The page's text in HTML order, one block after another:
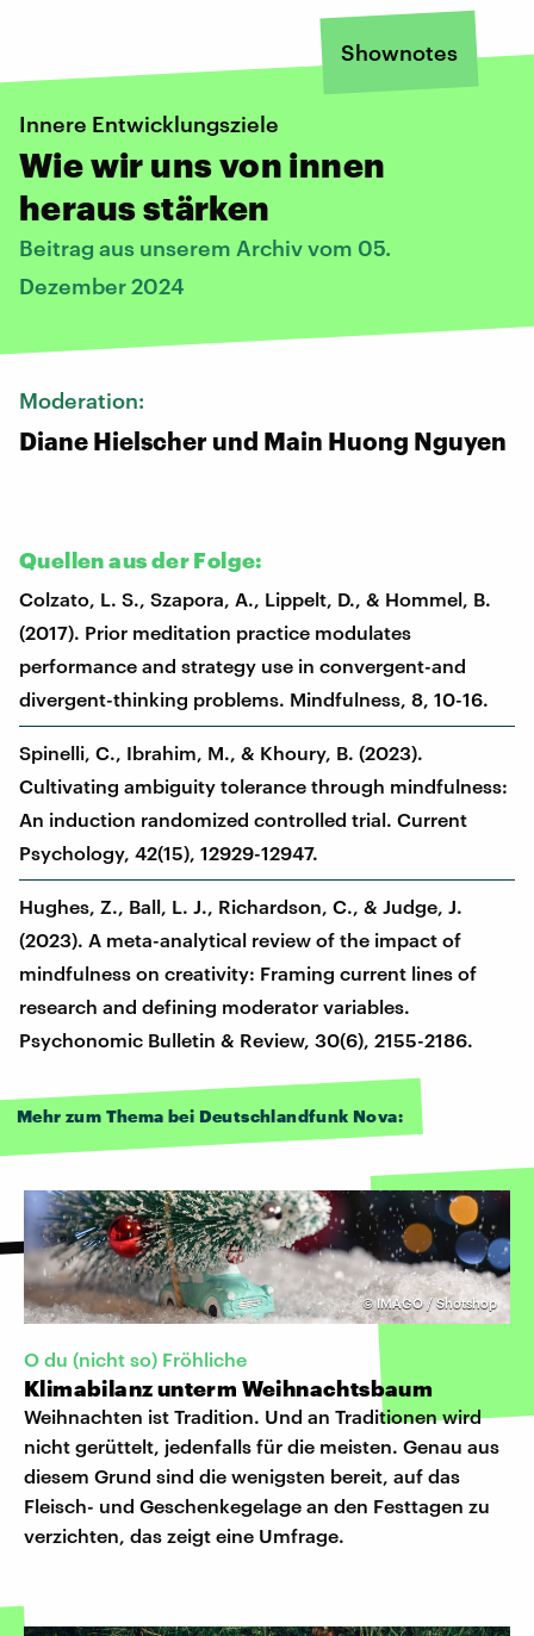
Shownotes
Innere Entwicklungsziele
Wie wir uns von innen
heraus stärken
Beitrag aus unserem Archiv vom 05.
Dezember 2024
Moderation:
Diane Hielscher und Main Huong Nguyen
Quellen aus der Folge:
Colzato, L. S., Szapora, A., Lippelt, D., & Hommel, B.
(2017). Prior meditation practice modulates
performance and strategy use in convergent-and
divergent-thinking problems. Mindfulness, 8, 10-16.
Spinelli, C., Ibrahim, M., & Khoury, B. (2023).
Cultivating ambiguity tolerance through mindfulness:
An induction randomized controlled trial. Current
Psychology, 42(15), 12929-12947.
Hughes, Z., Ball, L. J., Richardson, C., & Judge, J.
(2023). A meta-analytical review of the impact of
mindfulness on creativity: Framing current lines of
research and defining moderator variables.
Psychonomic Bulletin & Review, 30(6), 2155-2186.
Mehr zum Thema bei Deutschlandfunk Nova:
©IMAGO / Shotshop
O du (nicht so) Fröhliche
Klimabilanz unterm Weihnachtsbaum
Weihnachten ist Tradition. Und an Traditionen wird
nicht gerüttelt, jedenfalls für die meisten. Genau aus
diesem Grund sind die wenigsten bereit, auf das
Fleisch- und Geschenkegelage an den Festtagen zu
verzichten, das zeigt eine Umfrage.